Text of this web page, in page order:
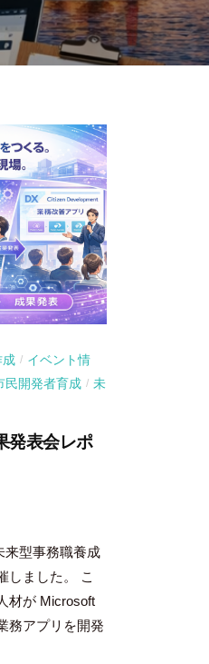
成 / イベント情
民開発者育成 / 未
発表会レポ
来型事務職養成
しました。 こ
材が Microsoft
務アプリを開発